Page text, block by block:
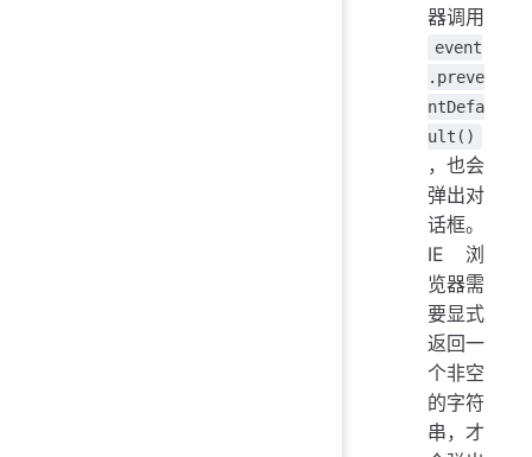
器调用
event
.preve
ntDefa
ult()
，也会
弹出对
话框。
IE 浏
览器需
要显式
返回一
个非空
的字符
串，才